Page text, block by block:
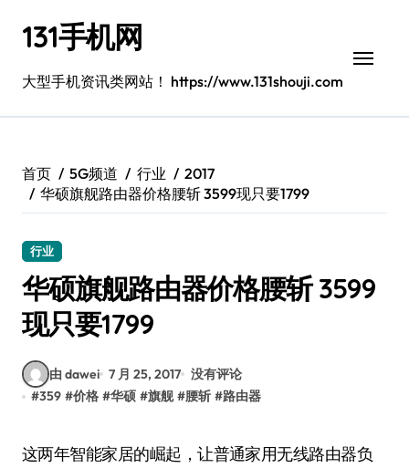
131手机网
大型手机资讯类网站！ https://www.131shouji.com
首页 5G频道 行业
2017
华硕旗舰路由器价格腰斩 3599现只要1799
行业
华硕旗舰路由器价格腰斩 3599
现只要1799
由 dawei 7 月 25, 2017 没有评论
#359 #价格 #华硕 #旗舰 #腰斩 #路由器
这两年智能家居的崛起，让普通家用无线路由器负